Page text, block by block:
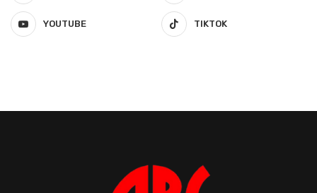
YOUTUBE TIKTOK